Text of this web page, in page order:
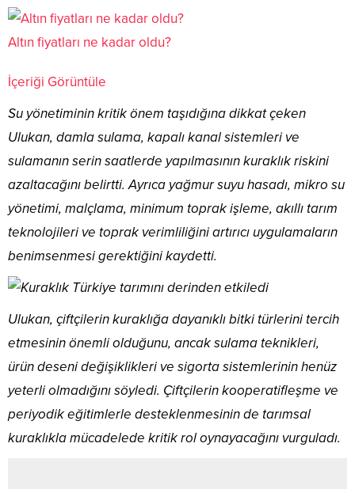
Altın fiyatları ne kadar oldu?
İçeriği Görüntüle
Su yönetiminin kritik önem taşıdığına dikkat çeken
Ulukan, damla sulama, kapalı kanal sistemleri ve
sulamanın serin saatlerde yapılmasının kuraklık riskini
azaltacağını belirtti. Ayrıca yağmur suyu hasadı, mikro su
yönetimi, malçlama, minimum toprak işleme, akıllı tarım
teknolojileri ve toprak verimliliğini artırıcı uygulamaların
benimsenmesi gerektiğini kaydetti.
Ulukan, çiftçilerin kuraklığa dayanıklı bitki türlerini tercih
etmesinin önemli olduğunu, ancak sulama teknikleri,
ürün deseni değişiklikleri ve sigorta sistemlerinin henüz
yeterli olmadığını söyledi. Çiftçilerin kooperatifleşme ve
periyodik eğitimlerle desteklenmesinin de tarımsal
kuraklıkla mücadelede kritik rol oynayacağını vurguladı.